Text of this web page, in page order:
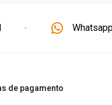
de pagamento